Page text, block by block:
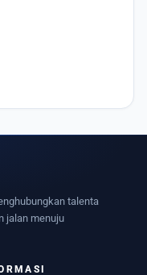
talenta
jalan menuju